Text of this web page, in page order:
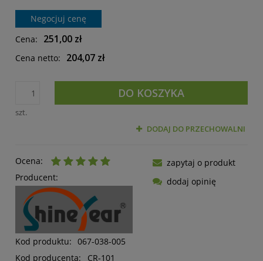
Negocjuj cenę
Cena:
251,00 zł
Cena netto: 204,07 zł
szt.
DO KOSZYKA
DODAJ DO PRZECHOWALNI
Ocena:
Producent:
Kod produktu: 067-038-005
Kod producenta:
CR-101
zapytaj o produkt
dodaj opinię